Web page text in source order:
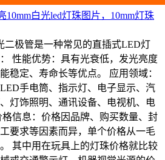
10mm白光led灯珠图片，10mm灯珠
二极管是一种常见的直插式LED灯
性能优势：具有光衰低，发光亮度
稳定、寿命长等优点。 应用领域：
手电筒、指示灯、电子显示、汽
灯饰照明、通讯设备、电视机、电
信息：价格因品牌、购买数量、封
要求等因素而异，单个价格从一毛
其中用在玩具上的灯珠价格就比较